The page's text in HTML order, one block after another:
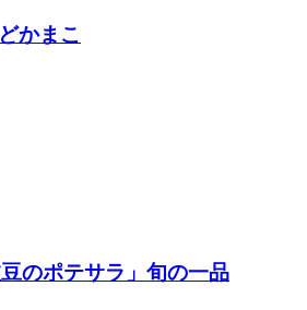
かまこ
のポテサラ」旬の一品